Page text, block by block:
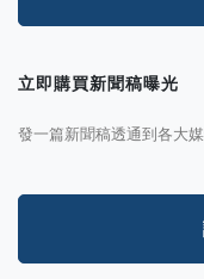
立即購買新聞稿曝光
發一篇新聞稿透通到各大